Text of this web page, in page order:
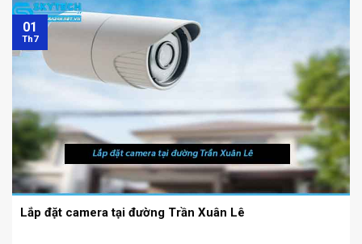
Lắp đặt camera tại đường Trần Xuân Lê
01
Th7